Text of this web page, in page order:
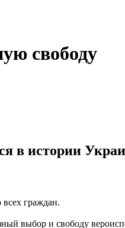
свободу
в истории
граждан.
выбор и свободу